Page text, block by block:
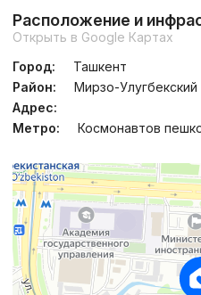
Расположение и
Открыть в Google Картах
Город:
Ташкент
Район:
Мирзо-Улугбекский
Адрес:
Метро:
Космонавтов